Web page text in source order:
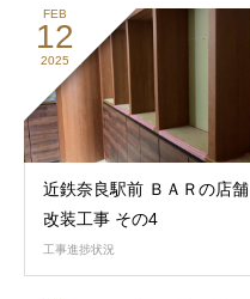
FEB
12
2025
近鉄奈良駅前 ＢＡＲの店舗
改装工事 その4
工事進捗状況